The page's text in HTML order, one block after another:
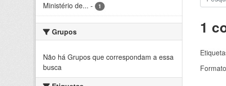
Ministério de... - 1
Grupos
Não há Grupos que correspondam a essa
busca
1